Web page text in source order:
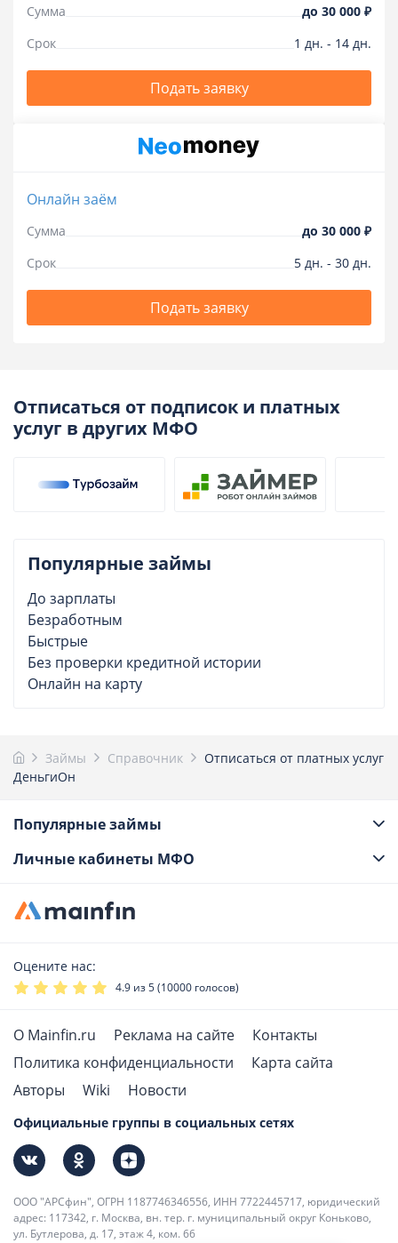
Сумма до 30 000 ₽
Срок
1 дн. - 14 дн.
Подать заявку
Онлайн заём
Сумма до 30 000 ₽
Срок
5 дн. - 30 дн.
Подать заявку
Отписаться от подписок и платных
услуг в других МФО
Популярные займы
До зарплаты
Безработным
Быстрые
Без проверки кредитной истории
Онлайн на карту
Займы Справочник
Отписаться от платных услуг
ДеньгиОн
Популярные займы
Личные кабинеты МФО
Оцените нас:
4.9 из 5 (10000 голосов)
О Mainfin.ru Реклама на сайте
Контакты
Политика конфиденциальности
Карта сайта
Авторы
Wiki Новости
ООО "АРСфин", ОГРН 1187746346556, ИНН 7722445717, юридический
адрес: 117342, г. Москва, вн. тер. г. муниципальный округ Коньково,
ул. Бутлерова, д. 17, этаж 4, ком. 66
Официальные группы в социальных сетях